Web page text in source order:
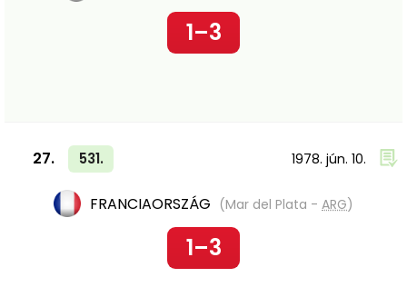
1–3
27. 531. 1978. jún. 10.
FRANCIAORSZÁG (Mar del Plata - ARG)
1–3